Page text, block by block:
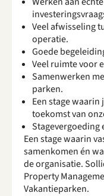
Veel afwisseling
operatie.
Goede
Veel ruimte voor
Samenwerken
parken.
Een stage
toekomst van
Stagevergoeding
Een stage waarin
samenkomen én
de organisatie.
Property
Vakantieparken.